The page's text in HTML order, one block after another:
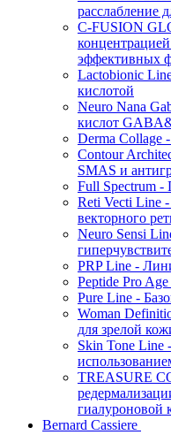
расслабление
C-FUSION
эффективных
Lactobionic
кислотой
Neuro Nana
кислот
Derma Collage
Contour
SMAS и
Full Spectrum -
Reti Vecti Line
векторного
Neuro Sensi
PRP Line -
Peptide Pro
Pure Line -
Woman
для зрелой
Skin Tone Line
TREASURE
гиалуроновой
Bernard Cassiere